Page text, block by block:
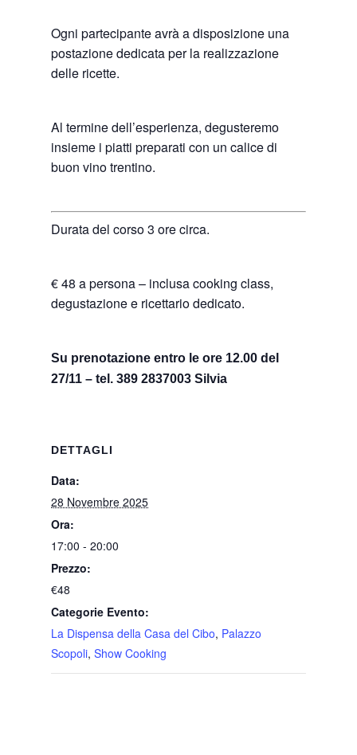
Ogni partecipante avrà a disposizione una
postazione dedicata per la realizzazione
delle ricette.
Al termine dell’esperienza, degusteremo
insieme i piatti preparati con un calice di
buon vino trentino.
Durata del corso 3 ore circa.
€ 48 a persona – inclusa cooking class,
degustazione e ricettario dedicato.
Su prenotazione entro le ore 12.00 del
27/11 – tel. 389 2837003 Silvia
DETTAGLI
Data:
28 Novembre 2025
Ora:
17:00 - 20:00
Prezzo:
€48
Categorie Evento:
La Dispensa della Casa del Cibo, Palazzo
Scopoli, Show Cooking